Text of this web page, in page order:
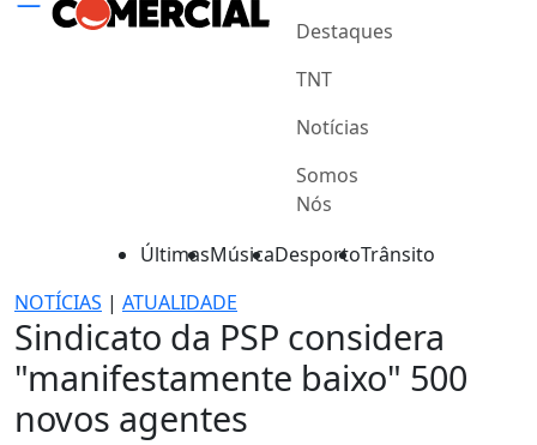
Destaques
TNT
Notícias
Somos
Nós
ÚltimasMúsicaDesportoTrânsito
NOTÍCIAS | ATUALIDADE
Sindicato da PSP considera
"manifestamente baixo" 500
novos agentes